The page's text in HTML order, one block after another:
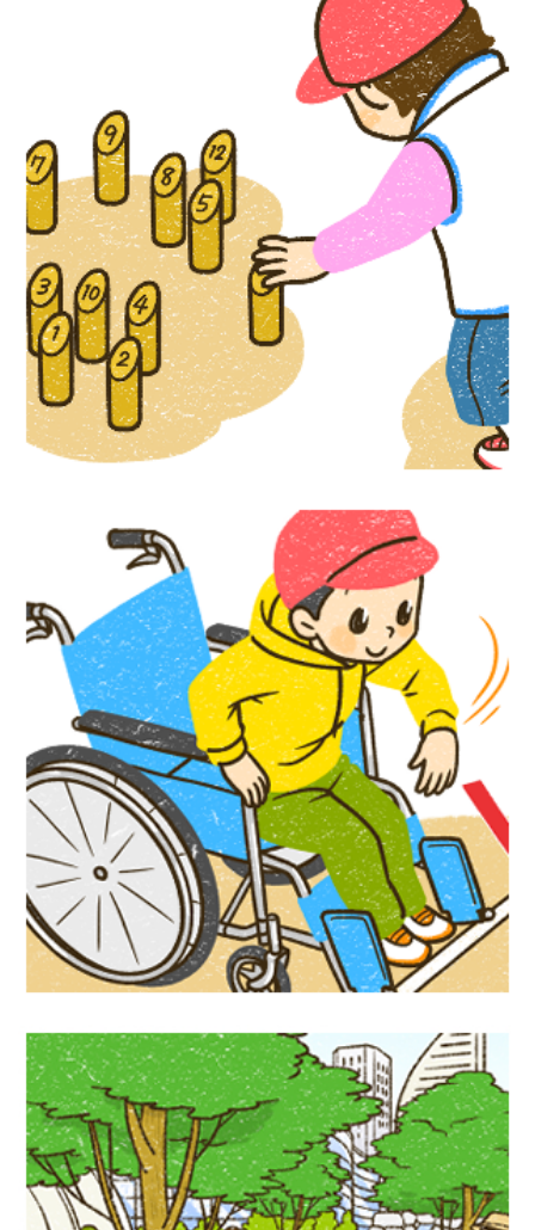
児童書イラスト『かんたん手作り道具で体
験！ だれもが楽しめるユニバーサルスポ
―ツ』汐文社
『かんたん手作り道具で体験！ だれもが
楽しめるユニバーサルスポ―ツ』汐文社